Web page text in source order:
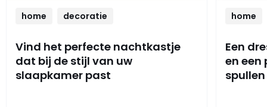
home decoratie
Vind het perfecte nachtkastje
dat bij de stijl van uw
slaapkamer past
home
Een
en een
spullen